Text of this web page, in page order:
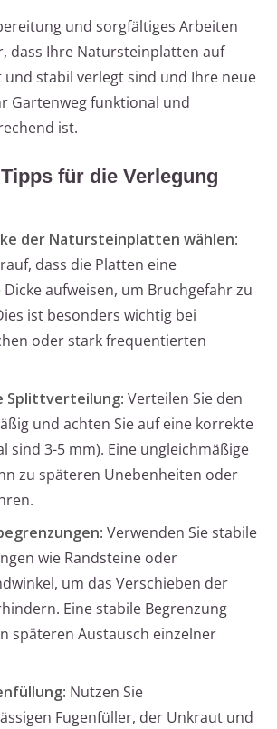
und sorgfältiges Arbeiten
dass Ihre Natursteinplatten auf
stabil verlegt sind und Ihre neue
Gartenweg funktional und
ist.
für die Verlegung
der Natursteinplatten wählen:
dass die Platten eine
aufweisen, um Bruchgefahr zu
ist besonders wichtig bei
oder stark frequentierten
Splittverteilung: Verteilen Sie den
und achten Sie auf eine korrekte
sind 3-5 mm). Eine ungleichmäßige
zu späteren Unebenheiten oder
: Verwenden Sie stabile
wie Randsteine oder
um das Verschieben der
Eine stabile Begrenzung
späteren Austausch einzelner
: Nutzen Sie
Fugenfüller, der Unkraut und